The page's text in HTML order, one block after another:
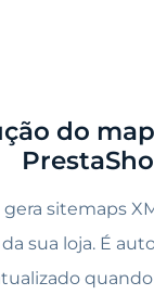
do
sitemaps
sua loja. É